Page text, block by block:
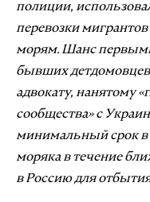
полиции,
перевозки
морям. Шанс
бывших детдомовцев
адвокату, нанятому
сообщества» с
минимальный срок в
моряка в течение
в Россию для